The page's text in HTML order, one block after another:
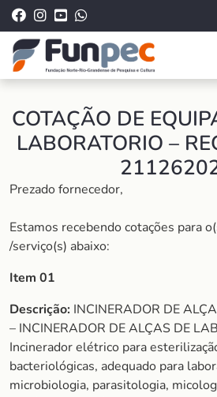
COTAÇÃO DE
LABORATORIO –
Prezado fornecedor,
Estamos recebendo cotações para
/serviço(s) abaixo:
Item 01
Descrição: INCINERADOR DE
– INCINERADOR DE ALÇAS DE
Incinerador elétrico para
bacteriológicas, adequado para
microbiologia, parasitologia,